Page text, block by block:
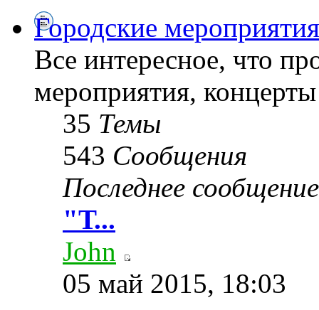
Городские мероприятия
Все интересное, что
мероприятия,
35 Темы
543 Сообщения
Последнее сообщение
"Т...
John
05 май 2015, 18:03